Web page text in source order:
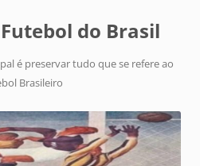
do Brasil
é preservar tudo que se refere ao
Brasileiro